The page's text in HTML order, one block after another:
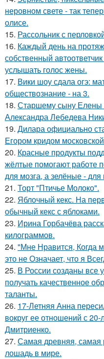
неровном свете - так
олисе.
15. Рассольник с
16. Каждый день на
собственный
услышать голос жены.
17. Вики шоу сдала огэ:
обществознание - на 3.
18. Старшему сыну Елены
Александра Лебедева
19. Дилара официально
Егором кридом
20. Красные продукты
жёлтые помогают работе
для мозга, а зелёные - для
21. Торт "Птичье Молоко".
22. Яблочный кекс. На
обычный кекс с яблоками.
23. Ирина Горбачёва
килограммов.
24. "Мне Нравится, Когда
это не Означает, что я
25. В России созданы все
получать качественное
таланты.
26. 17-Летняя Анна
вокруг ее отношений с
Дмитриенко.
27. Самая древняя, самая
лошадь в мире.